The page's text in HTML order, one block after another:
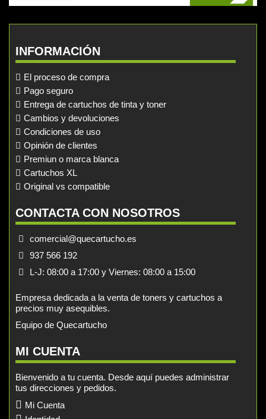
INFORMACIÓN
El proceso de compra
Pago seguro
Entrega de cartuchos de tinta y toner
Cambios y devoluciones
Condiciones de uso
Opinión de clientes
Premiun o marca blanca
Cartuchos XL
Original vs compatible
CONTACTA CON NOSOTROS
comercial@quecartucho.es
937 566 192
L-J: 08:00 a 17:00 y Viernes: 08:00 a 15:00
Empresa dedicada a la venta de toners y cartuchos a
precios muy asequibles.
Equipo de Quecartucho
MI CUENTA
Bienvenido a tu cuenta. Desde aquí puedes administrar
tus direcciones y pedidos.
Mi Cuenta